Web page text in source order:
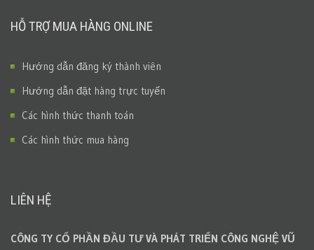
HỖ TRỢ MUA HÀNG ONLINE
Hướng dẫn đăng ký thành viên
Hướng dẫn đặt hàng trực tuyến
Các hình thức thanh toán
Các hình thức mua hàng
LIÊN HỆ
CÔNG TY CỔ PHẦN ĐẦU TƯ VÀ PHÁT TRIỂN CÔNG NGHỆ VŨ